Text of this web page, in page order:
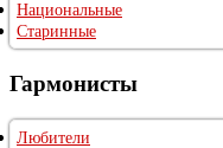
Национальные
Старинные
Гармонисты
Любители